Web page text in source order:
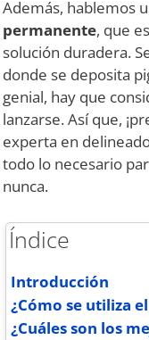
Además, hablemos
permanente, que
solución duradera.
donde se deposita
genial, hay que
lanzarse. Así que,
experta en
todo lo necesario
nunca.
Índice
Introducción
¿Cómo se utiliza
¿Cuáles son los